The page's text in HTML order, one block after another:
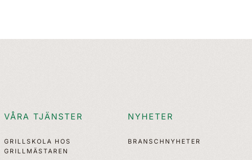
VÅRA TJÄNSTER
GRILLSKOLA HOS
GRILLMÄSTAREN
NYHETER
BRANSCHNYHETER